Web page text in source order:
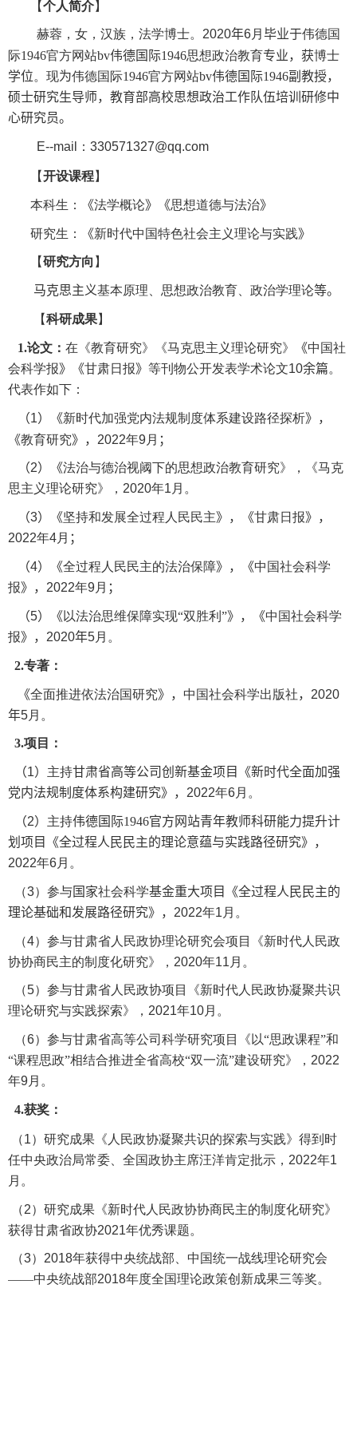
【个人简介】
赫蓉 ，女 ，汉族 ，法学博士。 2020年6月毕业于伟德国
际1946官方网站bv伟德国际1946思想政治教育专业，获博士
学位。现为伟德国际1946官方网站bv伟德国际1946副教授，
硕士研究生导师， 教育部高校思想政治工作队伍培训研修中
心研究员。
E--mail：330571327@qq.com
【开设课程】
本科生： 《法学概论》《思想道德与法治》
研究生： 《新时代中国特色社会主义理论与实践》
【研究方向 】
马克思主义基本原理 思想政治教育 、政治学理论等。
【科研成果】
1.论文： 在《教育研究》《马克思主义理论研究》 《中国社
会科学报》《甘肃日报》 等刊物公开发表学术论文10余篇。
代表作如下 ：
（1）《新时代加强党内法规制度体系建设路径探析》 ，
《教育研究》， 2022年9月 ；
（2） 《法治与德治视阈下的思想政治教育研究》，《马克
思主义理论研究》， 2020年1月 。
（3）《坚持和发展全过程人民民主》，《甘肃日报》，
2022年4月 ；
（4）《全过程人民民主的法治保障》 ， 《中国社会科学
报》， 2022年9月 ；
（5）《 以法治思维保障实现“双胜利”》，《中国社会科学
报》， 2020年5月 。
2.专著：
《全面推进依法治国研究》， 中国社会科学出版社， 2020
年5月 。
3.项目：
（1） 主持甘肃省高等公司创新基金项目《新时代全面加强
党内法规制度体系构建研究》 ， 2022年6月 。
（2） 主持伟德国际1946官方网站青年教师科研能力提升计
划项目《全过程人民民主的理论意蕴与实践路径研究》 ，
2022年6月 。
（3） 参与国家社会科学基金重大项目
《全过程人民民主的
理论基础和发展路径研究》 ， 2022年1 月 。
（4） 参与甘肃省人民政协理论研究会项目
《新时代人民政
协协商民主的制度化研究》， 2020年11 月。
（5） 参与甘肃省人民政协项目
《新时代人民政协凝聚共识
理论研究与实践探索》， 2021年10月。
（6） 参与甘肃省高等公司科学研究项目 《 以“思政课程”和
“课程思政”相结合推进全省高校“双一流”建设研究》， 2022
年9月 。
4.获奖：
（1） 研究成果《人民政协凝聚共识的探索与实践》得到时
任中央政治局常委、全国政协主席汪洋肯定批示 ， 2022年1
月 。
（2） 研究成果 《新时代人民政协协商民主的制度化研究》
获得甘肃省政协2021年优秀课题。
（3） 2018年获得中央统战部、 中国统一战线理论研究会
——中央统战部2018年度全国理论政策创新成果三等奖。